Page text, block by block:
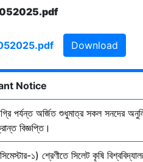
Download
Notice
পর্যন্ত অর্জিত শুধুমাত্র সকল সনদের
বিজ্ঞপ্তি।
১) শ্রেণীতে সিলেট কৃষি